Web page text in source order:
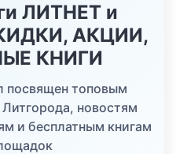
ЛИТНЕТ и
АКЦИИ,
КНИГИ
посвящен топовым
новостям
и бесплатным книгам